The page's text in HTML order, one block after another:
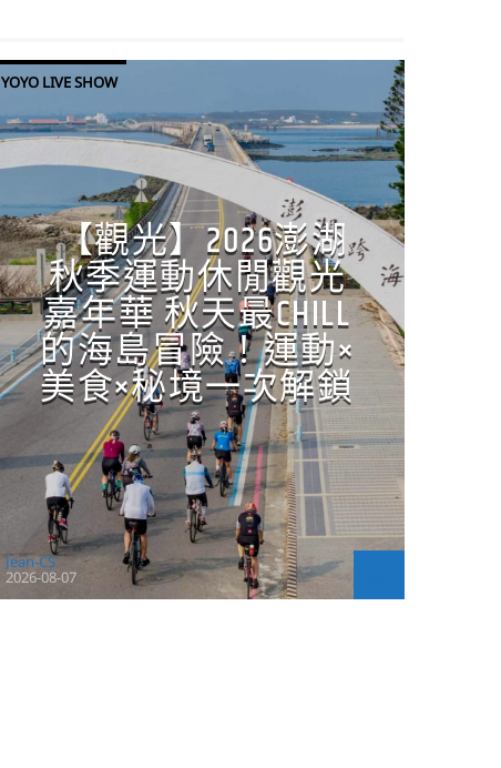
YOYO LIVE SHOW
【觀光】2026澎湖
秋季運動休閒觀光
嘉年華 秋天最CHILL
的海島冒險！運動×
美食×秘境一次解鎖
Jean-CS
2026-08-07